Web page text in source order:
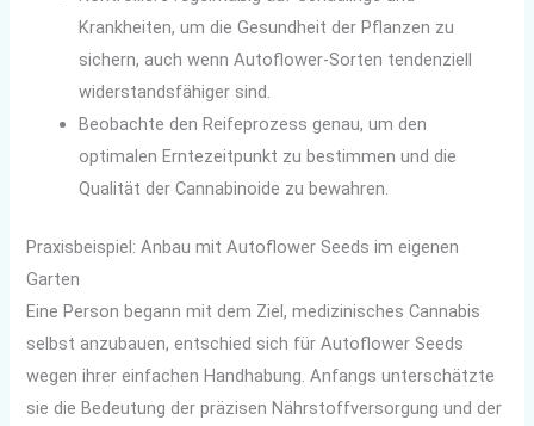
Krankheiten, um die Gesundheit der Pflanzen zu
sichern, auch wenn Autoflower-Sorten tendenziell
widerstandsfähiger sind.
Beobachte den Reifeprozess genau, um den
optimalen Erntezeitpunkt zu bestimmen und die
Qualität der Cannabinoide zu bewahren.
Praxisbeispiel: Anbau mit Autoflower Seeds im eigenen
Garten
Eine Person begann mit dem Ziel, medizinisches Cannabis
selbst anzubauen, entschied sich für Autoflower Seeds
wegen ihrer einfachen Handhabung. Anfangs unterschätzte
sie die Bedeutung der präzisen Nährstoffversorgung und der